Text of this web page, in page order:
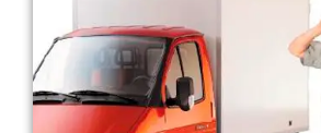
Крижанівка
Ладижин
Лісники
Лиманка